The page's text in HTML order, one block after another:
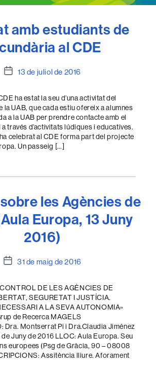
amb estudiants de
al CDE
Data
l'entrada
13 de juliol de 2016
ha estat la seu d’una activitat del
la UAB, que cada estiu ofereix a alumnes
a la UAB per prendre contacte amb el
través d’activitats lúdiques i educatives.
celebrat al CDE forma part del projecte
Un passeig […]
les Agències de
Europa, 13 Juny
2016)
Data31 de maig de 2016
DE LES AGÈNCIES DE
SEGURETAT I JUSTÍCIA.
A LA SEVA AUTONOMIA»
de Recerca MAGELS
Dra. Montserrat Pi i Dra.Claudia Jiménez
de Juny de 2016 LLOC: Aula Europa. Seu
europees (Psg de Gràcia, 90 – 08008
Assitència lliure. Aforament